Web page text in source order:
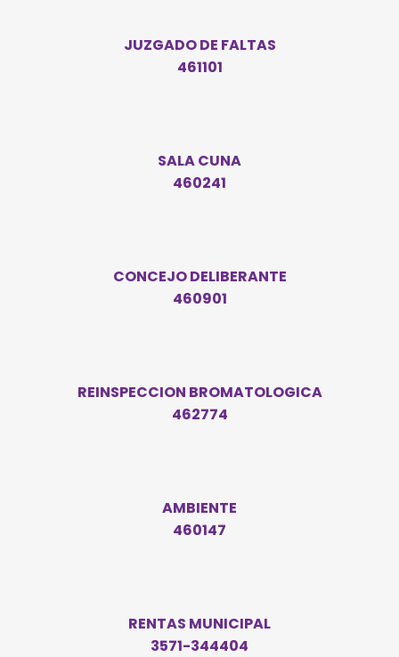
JUZGADO DE FALTAS
461101
SALA CUNA
460241
CONCEJO DELIBERANTE
460901
REINSPECCION BROMATOLOGICA
462774
AMBIENTE
460147
RENTAS MUNICIPAL
3571-344404